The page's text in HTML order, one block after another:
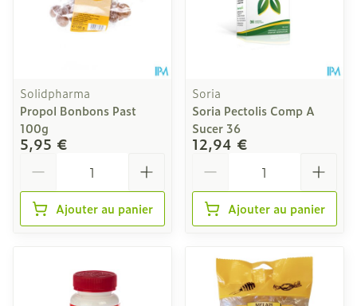
Solidpharma
Propol Bonbons Past
100g
5,95 €
Ajouter au panier
Soria
Soria Pectolis Comp A
Sucer 36
12,94 €
Ajouter au panier